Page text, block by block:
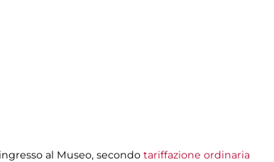
al Museo, secondo tariffazione ordinaria